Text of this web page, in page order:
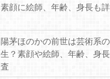
素顔に絵師、年齢、身長も詳
陽茅ほのかの前世は芸術系
生？素顔や絵師、年齢、身
査